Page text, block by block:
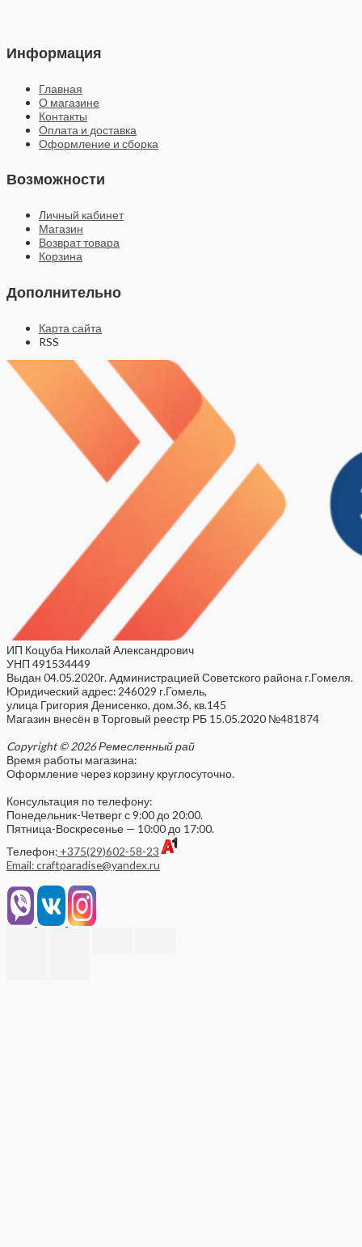
Информация
Главная
О магазине
Контакты
Оплата и доставка
Оформление и сборка
Возможности
Личный кабинет
Магазин
Возврат товара
Корзина
Дополнительно
Карта сайта
RSS
ИП Коцуба Николай Александрович
УНП 491534449
Выдан 04.05.2020г. Администрацией Советского района г.Гомеля.
Юридический адрес: 246029 г.Гомель,
улица Григория Денисенко, дом.36, кв.145
Магазин внесён в Торговый реестр РБ 15.05.2020 №481874
Copyright © 2026 Ремесленный рай
Время работы магазина:
Оформление через корзину круглосуточно.
Консультация по телефону:
Понедельник-Четверг с 9:00 до 20:00.
Пятница-Воскресенье — 10:00 до 17:00.
Телефон: +375(29)602-58-23
Email: craftparadise@yandex.ru